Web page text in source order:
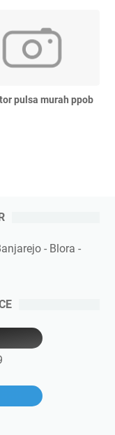
pulsa murah ppob
- Blora -